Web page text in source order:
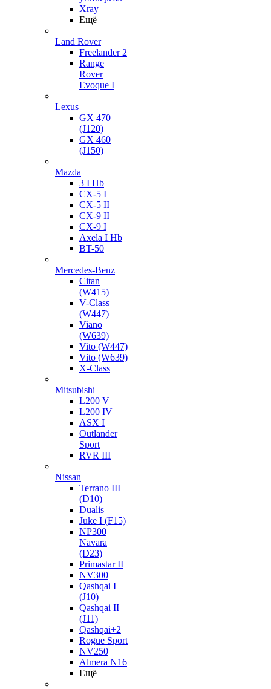
Xray
Ещё
Land Rover
Freelander 2
Range
Rover
Evoque I
Lexus
GX 470
(J120)
GX 460
(J150)
Mazda
3 I Hb
CX-5 I
CX-5 II
CX-9 II
CX-9 I
Axela I Hb
BT-50
Mercedes-Benz
Citan
(W415)
V-Class
(W447)
Viano
(W639)
Vito (W447)
Vito (W639)
X-Class
Mitsubishi
L200 V
L200 IV
ASX I
Outlander
Sport
RVR III
Nissan
Terrano III
(D10)
Dualis
Juke I (F15)
NP300
Navara
(D23)
Primastar II
NV300
Qashqai I
(J10)
Qashqai II
(J11)
Qashqai+2
Rogue Sport
NV250
Almera N16
Ещё